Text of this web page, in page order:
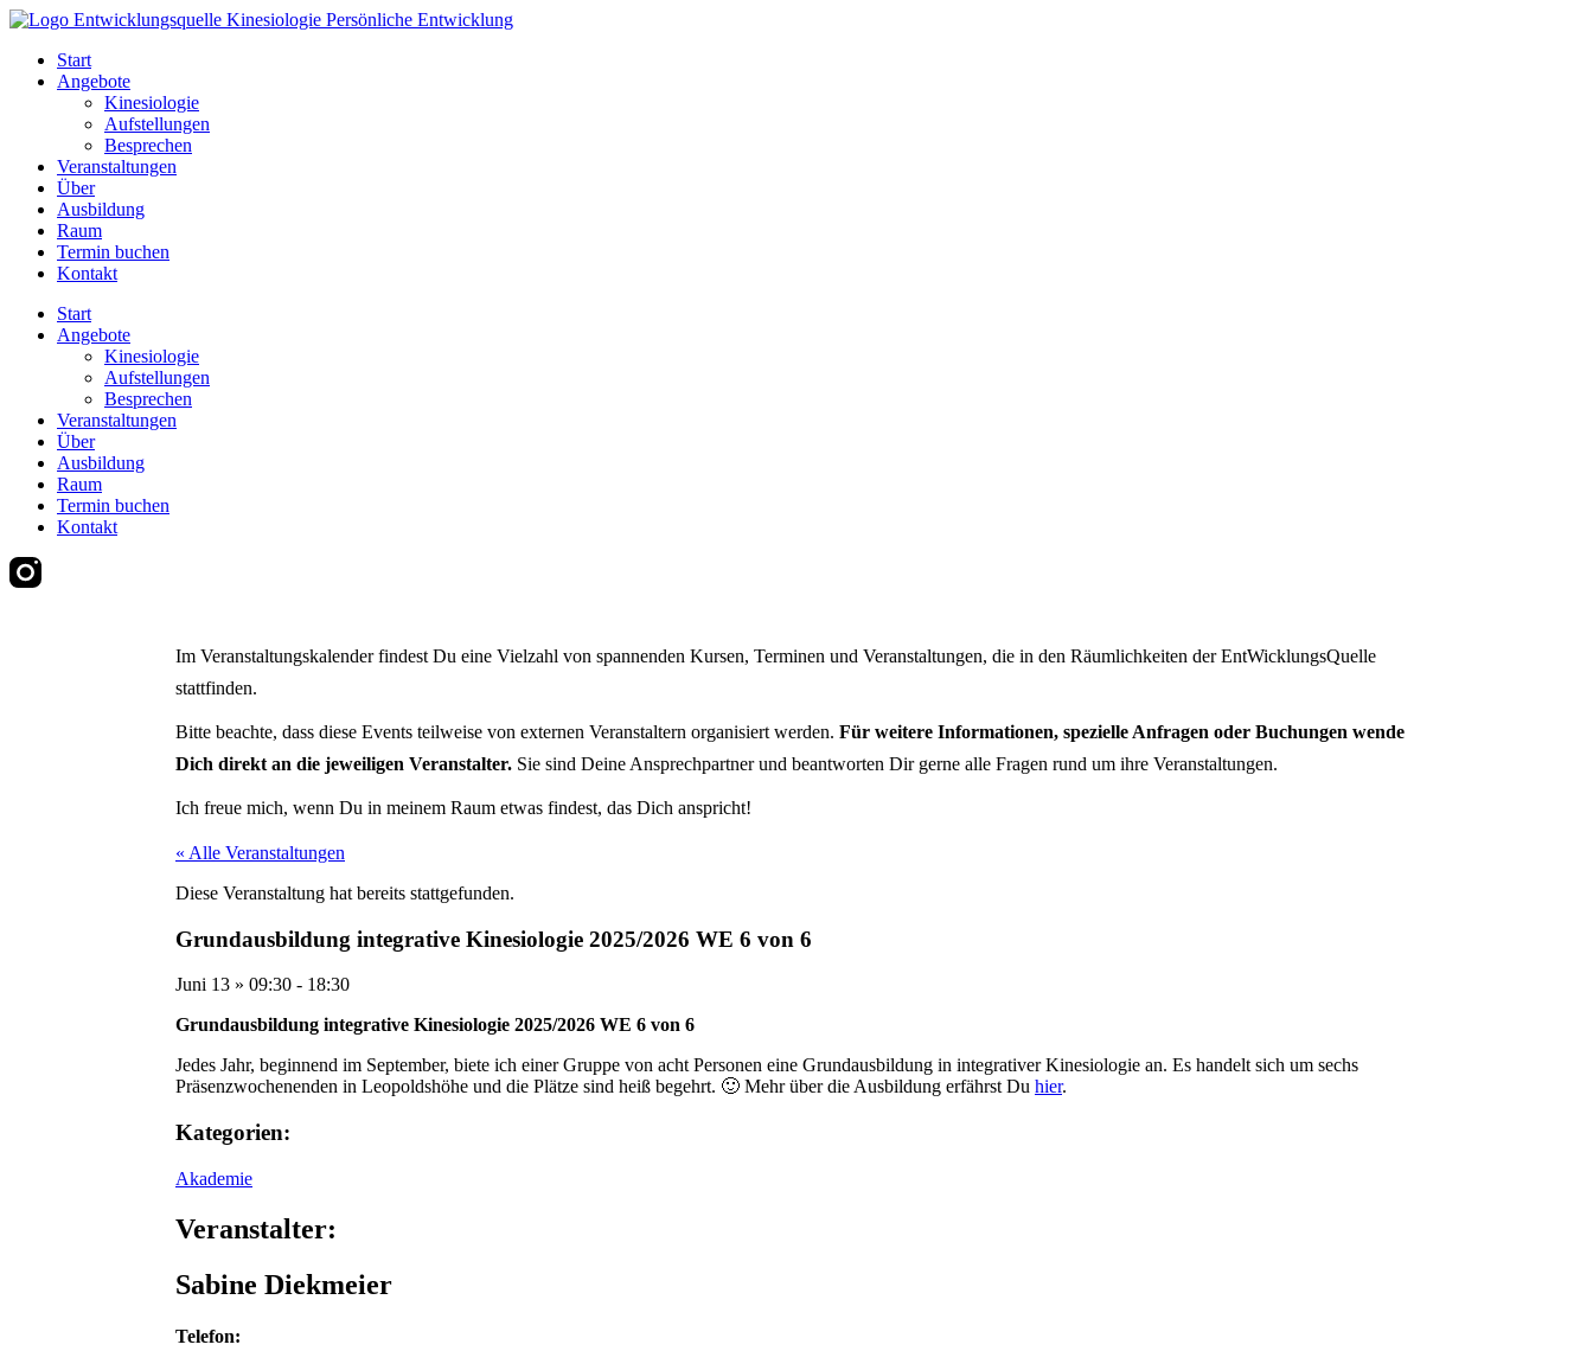
Zum
springenStart
Angebote
Kinesiologie
Aufstellungen
Besprechen
Veranstaltungen
Über
Ausbildung
Raum
Termin buchen
Kontakt
Start
Angebote
Kinesiologie
Aufstellungen
Besprechen
Veranstaltungen
Über
Ausbildung
Raum
Termin buchen
Kontakt
Im Veranstaltungskalender findest Du eine Vielzahl von spannenden Kursen, Terminen und Veranstaltungen, die in den Räumlichkeiten der EntWicklungsQuelle
stattfinden.
Bitte beachte, dass diese Events teilweise von externen Veranstaltern organisiert werden. Für weitere Informationen, spezielle Anfragen oder Buchungen wende
Dich direkt an die jeweiligen Veranstalter. Sie sind Deine Ansprechpartner und beantworten Dir gerne alle Fragen rund um ihre Veranstaltungen.
Ich freue mich, wenn Du in meinem Raum etwas findest, das Dich anspricht!
« Alle Veranstaltungen
Diese Veranstaltung hat bereits stattgefunden.
Grundausbildung integrative Kinesiologie 2025/2026 WE 6 von 6
Juni 13 » 09:30 - 18:30
Grundausbildung integrative Kinesiologie 2025/2026 WE 6 von 6
Jedes Jahr, beginnend im September, biete ich einer Gruppe von acht Personen eine Grundausbildung in integrativer Kinesiologie an. Es handelt sich um sechs
Präsenzwochenenden in Leopoldshöhe und die Plätze sind heiß begehrt. 🙂 Mehr über die Ausbildung erfährst Du hier.
Kategorien:
Akademie
Veranstalter:
Sabine Diekmeier
Telefon: